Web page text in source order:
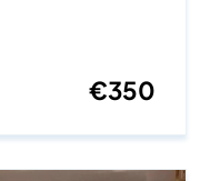
€350